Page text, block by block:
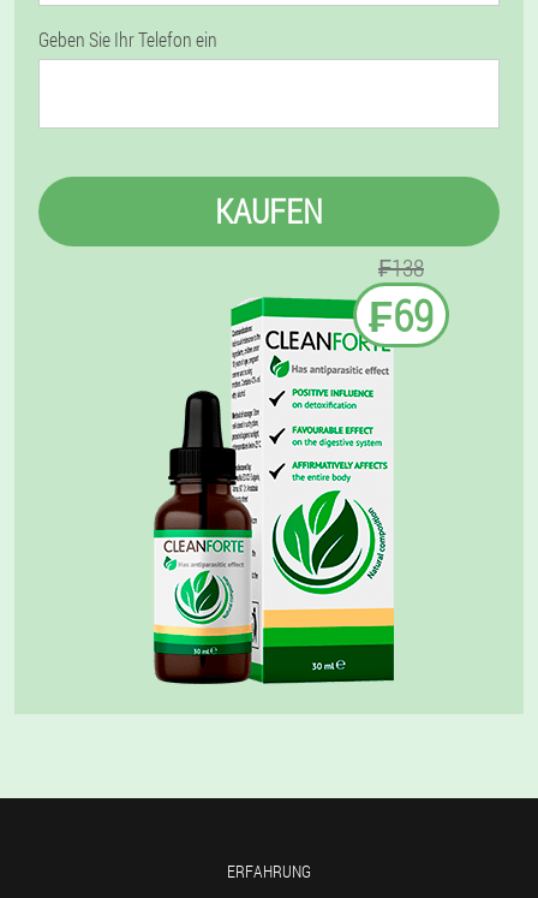
Geben Sie Ihr Telefon ein
KAUFEN
₣138
₣69
ERFAHRUNG